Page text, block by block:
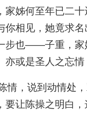
家姊何至年已二
你相见，她竟求
步也——子重，家
或是圣人之忘情
，说到动情处
让陈操之明白